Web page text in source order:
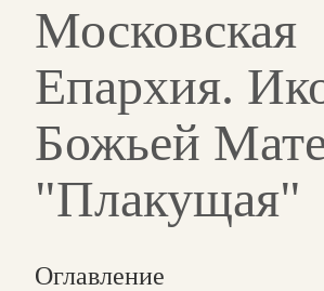
Московская
Епархия.
Божьей
"Плакущая"
Оглавление